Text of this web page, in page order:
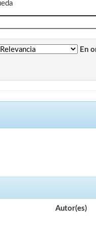
En
Autor(es)